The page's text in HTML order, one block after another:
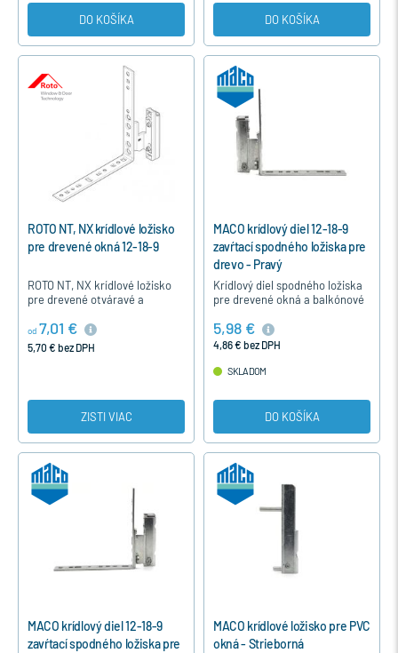
DO KOŠÍKA DO KOŠÍKA
ROTO NT, NX krídlové ložisko
pre drevené okná 12-18-9
ROTO NT, NX krídlové ložisko
pre drevené otváravé a
12-18-9
od 7,01 €
5,70 € bez DPH
ZISTI VIAC
MACO krídlový diel 12-18-9
zavŕtací spodného ložiska pre
drevo - Pravý
Krídlový diel spodného ložiska
pre drevené okná a balkónové
upevňuje zavŕtaním do dolného
rohu krídla okna a…
5,98 €
4,86 € bez DPH
SKLADOM
DO KOŠÍKA
MACO krídlový diel 12-18-9
zavŕtací spodného ložiska pre
MACO krídlové ložisko pre PVC
okná - Strieborná